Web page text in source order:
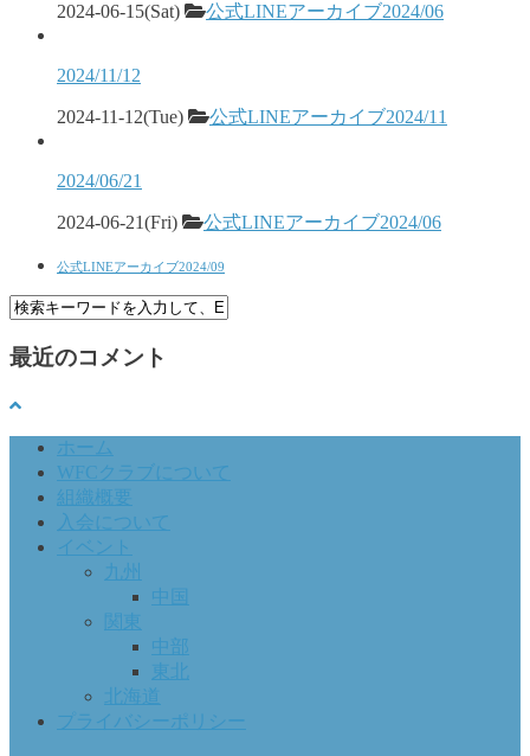
2024-06-15(Sat) 公式LINEアーカイブ2024/06
2024/11/12
2024-11-12(Tue) 公式LINEアーカイブ2024/11
2024/06/21
2024-06-21(Fri) 公式LINEアーカイブ2024/06
公式LINEアーカイブ2024/09
最近のコメント
ホーム
WFCクラブについて
組織概要
入会について
イベント
九州
中国
関東
中部
東北
北海道
プライバシーポリシー